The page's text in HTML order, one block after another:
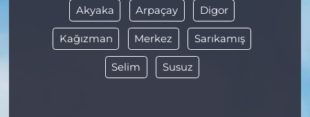
Akyaka Arpaçay Digor
Kağızman Merkez Sarıkamış
Selim Susuz